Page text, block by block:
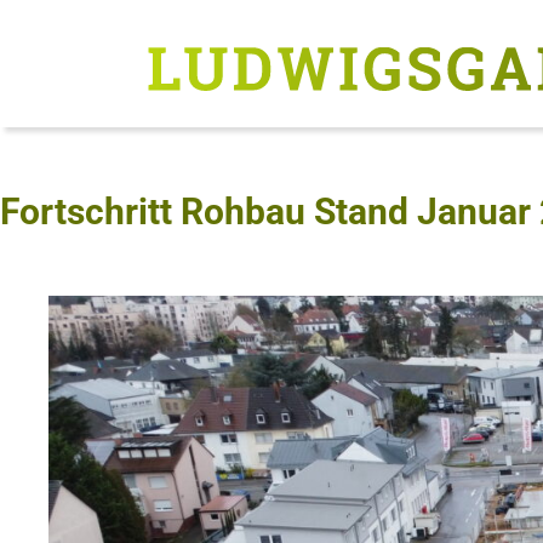
Fortschritt Rohbau Stand Januar